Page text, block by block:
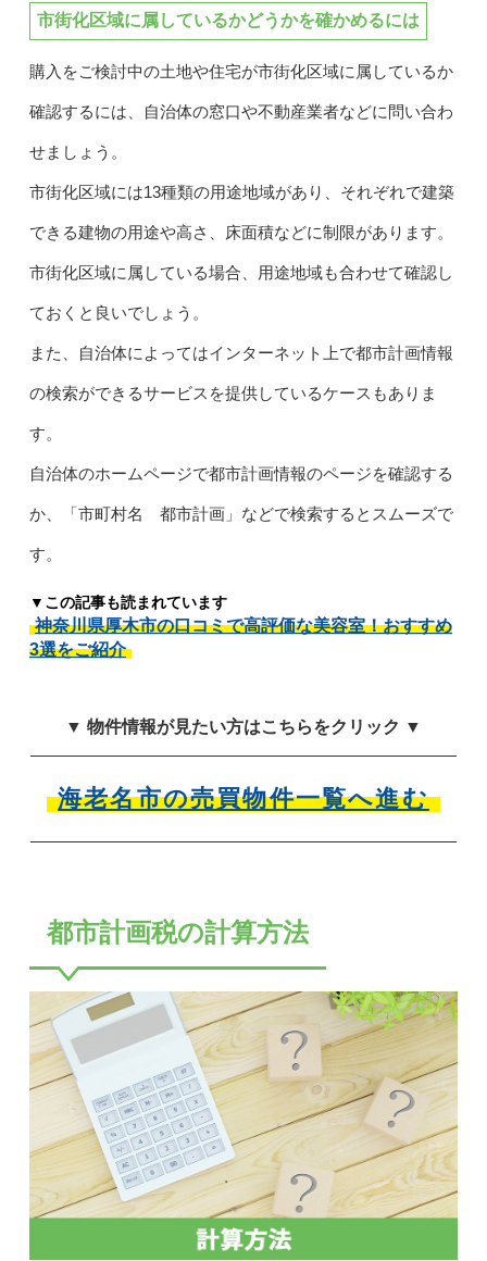
市街化区域に属しているかどうかを確かめるには
購入をご検討中の土地や住宅が市街化区域に属しているか
確認するには、自治体の窓口や不動産業者などに問い合わ
せましょう。
市街化区域には13種類の用途地域があり、それぞれで建築
できる建物の用途や高さ、床面積などに制限があります。
市街化区域に属している場合、用途地域も合わせて確認し
ておくと良いでしょう。
また、自治体によってはインターネット上で都市計画情報
の検索ができるサービスを提供しているケースもありま
す。
自治体のホームページで都市計画情報のページを確認する
か、「市町村名 都市計画」などで検索するとスムーズで
す。
▼この記事も読まれています
神奈川県厚木市の口コミで高評価な美容室！おすすめ
3選をご紹介
▼ 物件情報が見たい方はこちらをクリック ▼
海老名市の売買物件一覧へ進む
都市計画税の計算方法